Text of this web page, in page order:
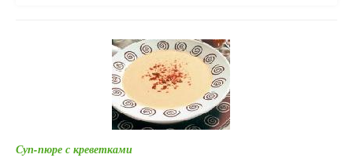
Суп-пюре с креветками